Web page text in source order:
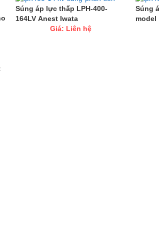
Súng áp lực thấp LPH-400-
164LV Anest Iwata
Giá: Liên hệ
Súng
model